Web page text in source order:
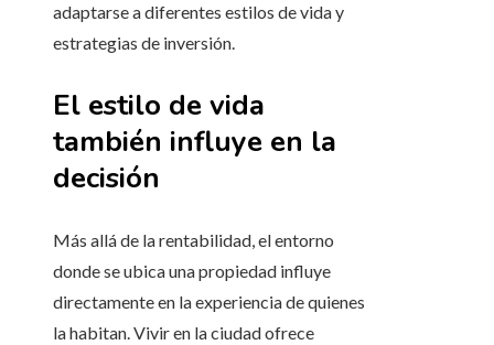
adaptarse a diferentes estilos de vida y
estrategias de inversión.
El estilo de vida
también influye en la
decisión
Más allá de la rentabilidad, el entorno
donde se ubica una propiedad influye
directamente en la experiencia de quienes
la habitan. Vivir en la ciudad ofrece